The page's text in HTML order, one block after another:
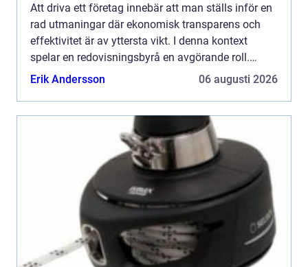
Att driva ett företag innebär att man ställs inför en
rad utmaningar där ekonomisk transparens och
effektivitet är av yttersta vikt. I denna kontext
spelar en redovisningsbyrå en avgörande roll.
Tjänster ...
Erik Andersson 06 augusti 2026